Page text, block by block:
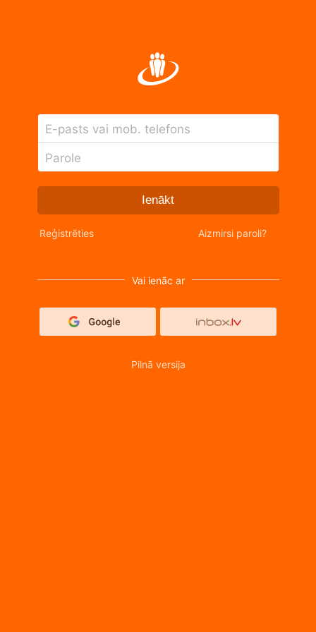
E-pasts vai mob. telefons
Parole
Ienākt
Reģistrēties Aizmirsi paroli?
Vai ienāc ar
Pilnā versija